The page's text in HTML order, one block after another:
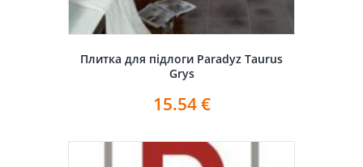
Плитка для підлоги Paradyz Taurus
Grys
15.54€